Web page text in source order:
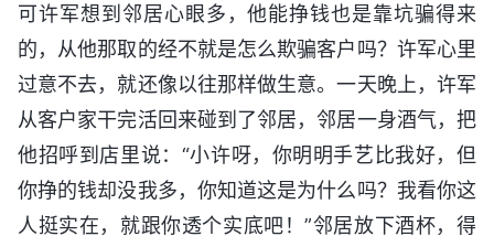
可许军想到邻居心眼多，他能挣钱也是靠坑骗得来
的，从他那取的经不就是怎么欺骗客户吗？许军心里
过意不去，就还像以往那样做生意。一天晚上，许军
从客户家干完活回来碰到了邻居，邻居一身酒气，把
他招呼到店里说：“小许呀，你明明手艺比我好，但
你挣的钱却没我多，你知道这是为什么吗？我看你这
人挺实在，就跟你透个实底吧！”邻居放下酒杯，得